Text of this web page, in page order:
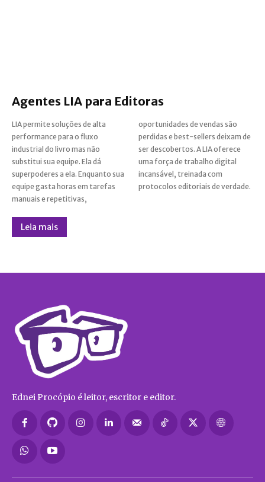
Agentes LIA para Editoras
LIA permite soluções de alta
performance para o fluxo
industrial do livro mas não
substitui sua equipe. Ela dá
superpoderes a ela. Enquanto sua
equipe gasta horas em tarefas
manuais e repetitivas,
oportunidades de vendas são
perdidas e best-sellers deixam de
ser descobertos. A LIA oferece
uma força de trabalho digital
incansável, treinada com
protocolos editoriais de verdade.
Leia mais
Ednei Procópio é leitor, escritor e editor.